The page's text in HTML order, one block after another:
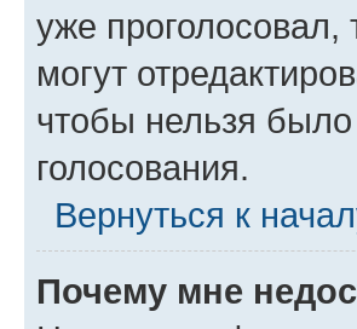
уже
могут
чтобы нельзя
голосования.
Вернуться к
Почему мне